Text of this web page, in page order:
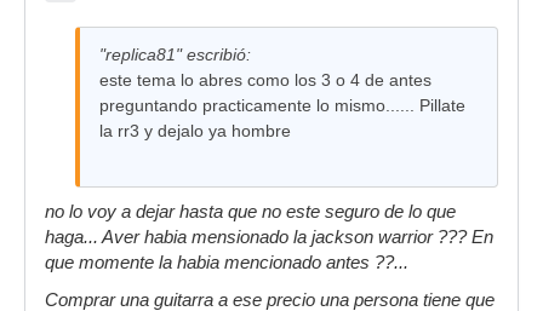
"replica81" escribió:
este tema lo abres como los 3 o 4 de antes
preguntando practicamente lo mismo...... Pillate
la rr3 y dejalo ya hombre
no lo voy a dejar hasta que no este seguro de lo que
haga... Aver habia mensionado la jackson warrior ??? En
que momente la habia mencionado antes ??...
Comprar una guitarra a ese precio una persona tiene que